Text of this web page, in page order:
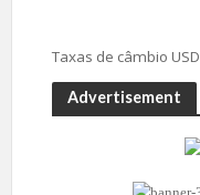
Taxas de câmbio USD
Advertisement